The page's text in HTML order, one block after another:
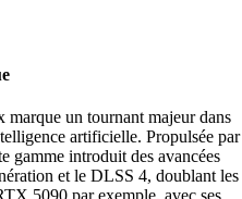
un tournant majeur dans
artificielle. Propulsée par
introduit des avancées
et le DLSS 4, doublant les
5090 par exemple, avec ses